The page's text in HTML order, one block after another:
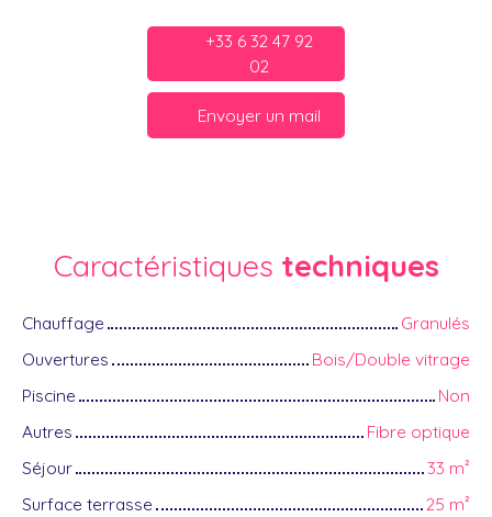
+33 6 32 47 92
02
Envoyer un mail
Caractéristiques techniques
Chauffage
Granulés
Ouvertures
Bois/Double vitrage
Piscine
Non
Autres
Fibre optique
Séjour
33 m²
Surface terrasse
25 m²